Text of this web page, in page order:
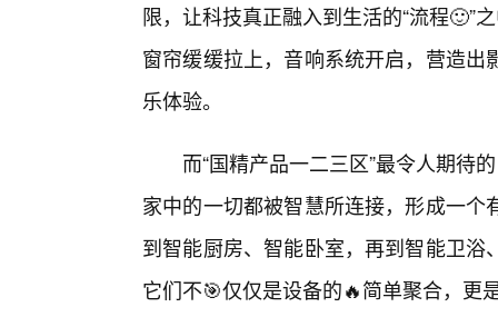
限，让科技真正融入到生活的“流程🙂”
窗帘缓缓拉上，音响系统开启，营造
乐体验。
而“国精产品一二三区”最令人期待
家中的一切都被智慧所连接，形成一
到智能厨房、智能卧室，再到智能卫
它们不🎯仅仅是设备的🔥简单聚合，更